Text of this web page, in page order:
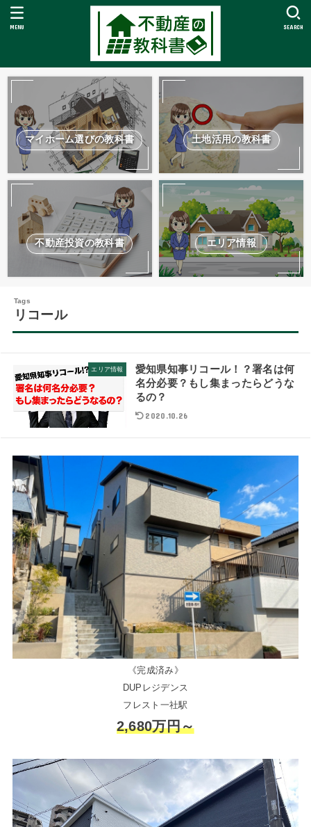
SEARCH
MENU
マイホーム選びの教科書 土地活用の教科書
不動産投資の教科書 エリア情報
リコール
エリア情報
愛知県知事リコール！？署名は何
名分必要？もし集まったらどうな
るの？
2020.10.26
《完成済み》
DUPレジデンス
フレスト一社駅
2,680万円～